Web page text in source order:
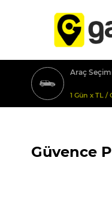
Araç
1 Gün x TL /
Güvence